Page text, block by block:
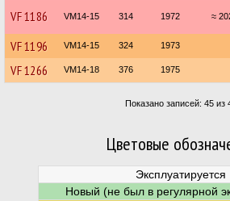
VF 1186 VM14-15 314 1972 ≈
VF 1196 VM14-15 324 1973
VF 1266 VM14-18 376 1975
Показано записей: 45 из
Цветовые
Эксплуатируется
Новый (не был в регулярной